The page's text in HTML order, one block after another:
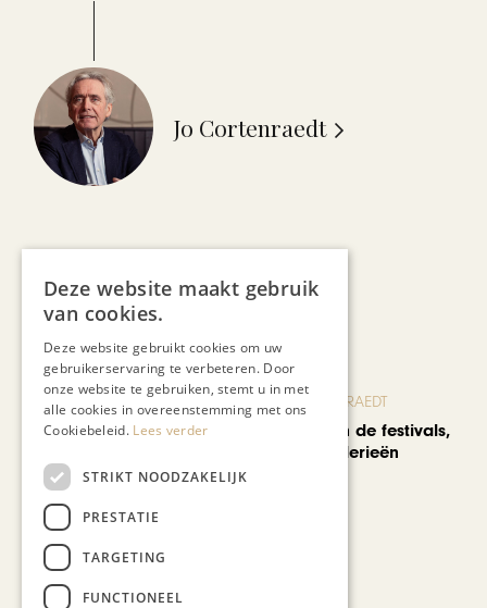
Jo Cortenraedt
Recent nieuws
BLOG JO CORTENRAEDT
We verzuipen in de festivals,
feesten en braderieën
Deze website maakt gebruik
van cookies.
Deze website gebruikt cookies om uw
gebruikerservaring te verbeteren. Door
onze website te gebruiken, stemt u in met
alle cookies in overeenstemming met ons
Cookiebeleid. Lees verder
STRIKT NOODZAKELIJK
PRESTATIE
TARGETING
FUNCTIONEEL